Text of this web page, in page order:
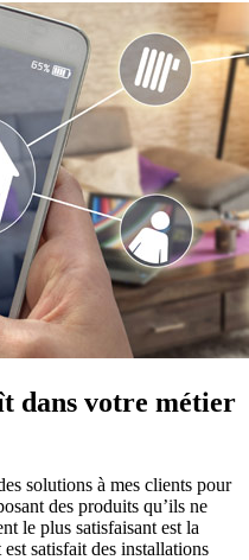
dans votre métier
solutions à mes clients pour
des produits qu’ils ne
le plus satisfaisant est la
satisfait des installations